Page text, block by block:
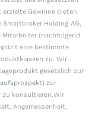
erzielte Gewinne bieten
Smartbroker Holding AG,
Mitarbeiter (nachfolgend
eine bestimmte
zu. Wir
gesetzlich zur
zur
zu konsultieren.Wir
Angemessenheit,